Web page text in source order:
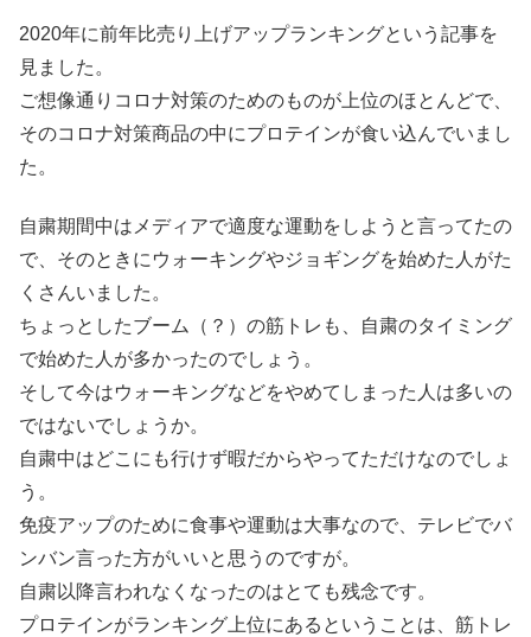
2020年に前年比売り上げアップランキングという記事を
見ました。
ご想像通りコロナ対策のためのものが上位のほとんどで、
そのコロナ対策商品の中にプロテインが食い込んでいまし
た。
自粛期間中はメディアで適度な運動をしようと言ってたの
で、そのときにウォーキングやジョギングを始めた人がた
くさんいました。
ちょっとしたブーム（？）の筋トレも、自粛のタイミング
で始めた人が多かったのでしょう。
そして今はウォーキングなどをやめてしまった人は多いの
ではないでしょうか。
自粛中はどこにも行けず暇だからやってただけなのでしょ
う。
免疫アップのために食事や運動は大事なので、テレビでバ
ンバン言った方がいいと思うのですが。
自粛以降言われなくなったのはとても残念です。
プロテインがランキング上位にあるということは、筋トレ